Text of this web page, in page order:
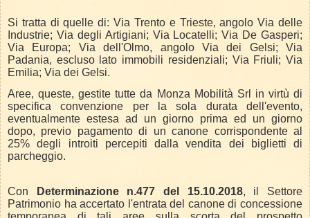
Si tratta di quelle di: Via Trento e Trieste, angolo Via delle
Industrie; Via degli Artigiani; Via Locatelli; Via De Gasperi;
Via Europa; Via dell'Olmo, angolo Via dei Gelsi; Via
Padania, escluso lato immobili residenziali; Via Friuli; Via
Emilia; Via dei Gelsi.
Aree, queste, gestite tutte da Monza Mobilità Srl in virtù di
specifica convenzione per la sola durata dell'evento,
eventualmente estesa ad un giorno prima ed un giorno
dopo, previo pagamento di un canone corrispondente al
25% degli introiti percepiti dalla vendita dei biglietti di
parcheggio.
Con Determinazione n.477 del 15.10.2018, il Settore
Patrimonio ha accertato l'entrata del canone di concessione